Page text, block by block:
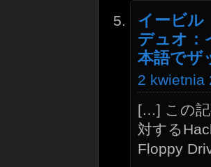
イービル
デュオ：
本語でザ
2 kwietnia
[…] この記
対する
Floppy